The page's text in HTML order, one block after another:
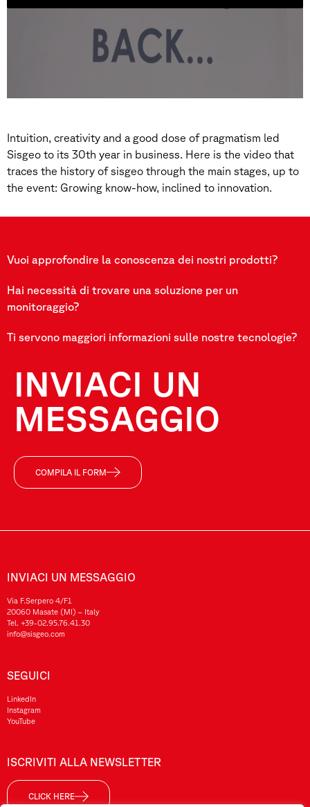
Intuition, creativity and a good dose of pragmatism led
Sisgeo to its 30th year in business. Here is the video that
traces the history of sisgeo through the main stages, up to
the event: Growing know-how, inclined to innovation.
Vuoi approfondire la conoscenza dei nostri prodotti?
Hai necessità di trovare una soluzione per un
monitoraggio?
Ti servono maggiori informazioni sulle nostre tecnologie?
INVIACI UN
MESSAGGIO
COMPILA IL FORM
INVIACI UN MESSAGGIO
Via F.Serpero 4/F1
20060 Masate (MI) – Italy
Tel. +39-02.95.76.41.30
info@sisgeo.com
SEGUICI
LinkedIn
Instagram
YouTube
ISCRIVITI ALLA NEWSLETTER
CLICK HERE